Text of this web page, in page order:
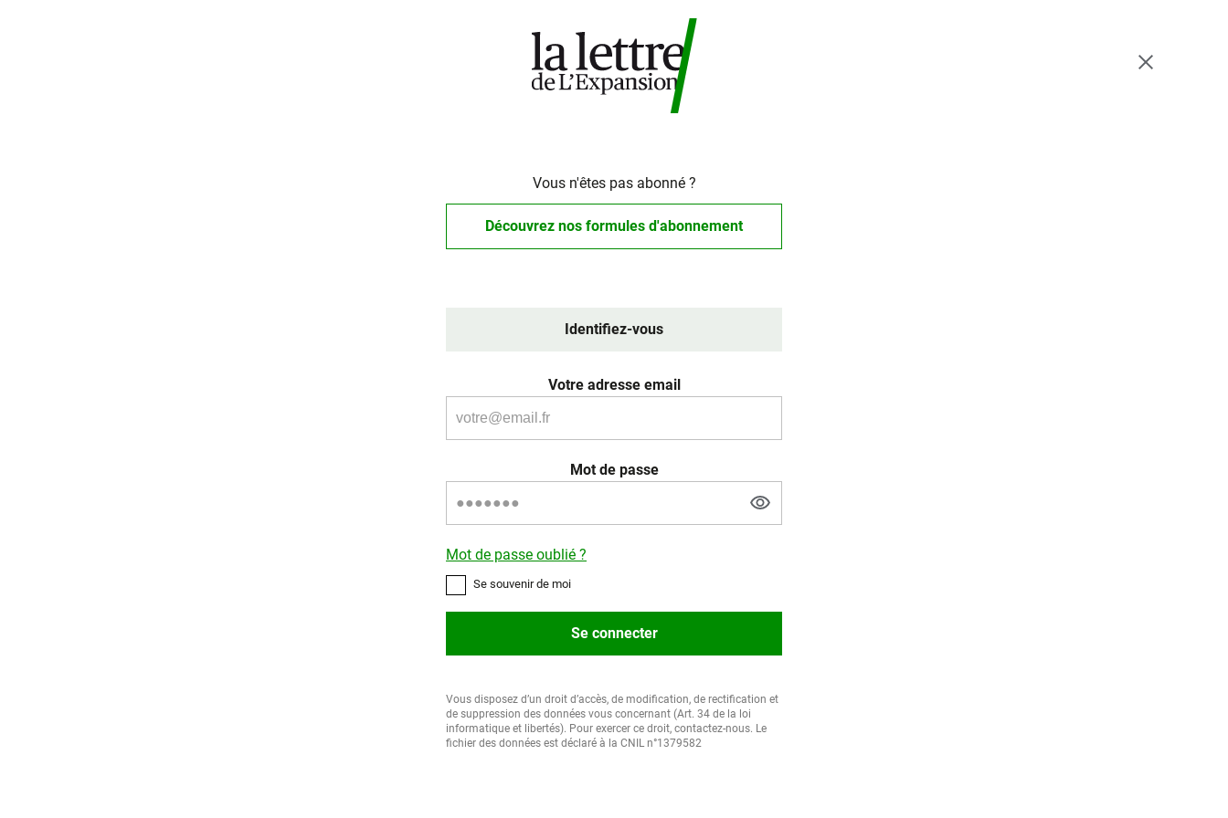
Vous n'êtes pas abonné ?
Découvrez nos formules d'abonnement
Identifiez-vous
Votre adresse email
Mot de passe
Mot de passe oublié ?
Se souvenir de moi
Se connecter
Vous disposez d’un droit d’accès, de modification, de rectification et
de suppression des données vous concernant (Art. 34 de la loi
informatique et libertés). Pour exercer ce droit, contactez-nous. Le
fichier des données est déclaré à la CNIL n°1379582